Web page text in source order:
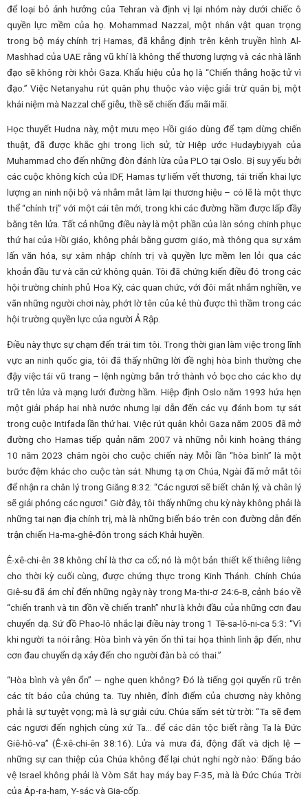
để loại bỏ ảnh hưởng của Tehran và định vị lại nhóm này dưới chiếc ô
quyền lực mềm của họ. Mohammad Nazzal, một nhân vật quan trọng
trong bộ máy chính trị Hamas, đã khẳng định trên kênh truyền hình Al-
Mashhad của UAE rằng vũ khí là không thể thương lượng và các nhà lãnh
đạo sẽ không rời khỏi Gaza. Khẩu hiệu của họ là “Chiến thắng hoặc tử vì
đạo.” Việc Netanyahu rút quân phụ thuộc vào việc giải trừ quân bị, một
khái niệm mà Nazzal chế giễu, thề sẽ chiến đấu mãi mãi.
Học thuyết Hudna này, một mưu mẹo Hồi giáo dùng để tạm dừng chiến
thuật, đã được khắc ghi trong lịch sử, từ Hiệp ước Hudaybiyyah của
Muhammad cho đến những đòn đánh lừa của PLO tại Oslo. Bị suy yếu bởi
các cuộc không kích của IDF, Hamas tự liếm vết thương, tái triển khai lực
lượng an ninh nội bộ và nhắm mắt làm lại thương hiệu – có lẽ là một thực
thể “chính trị” với một cái tên mới, trong khi các đường hầm được lấp đầy
bằng tên lửa. Tất cả những điều này là một phần của làn sóng chinh phục
thứ hai của Hồi giáo, không phải bằng gươm giáo, mà thông qua sự xâm
lấn văn hóa, sự xâm nhập chính trị và quyền lực mềm len lỏi qua các
khoản đầu tư và căn cứ không quân. Tôi đã chứng kiến ​​điều đó trong các
hội trường chính phủ Hoa Kỳ, các quan chức, với đôi mắt nhắm nghiền, ve
vãn những người chơi này, phớt lờ tên của kẻ thù được thì thầm trong các
hội trường quyền lực của người Ả Rập.
Điều này thực sự chạm đến trái tim tôi. Trong thời gian làm việc trong lĩnh
vực an ninh quốc gia, tôi đã thấy những lời đề nghị hòa bình thường che
đậy việc tái vũ trang – lệnh ngừng bắn trở thành vỏ bọc cho các kho dự
trữ tên lửa và mạng lưới đường hầm. Hiệp định Oslo năm 1993 hứa hẹn
một giải pháp hai nhà nước nhưng lại dẫn đến các vụ đánh bom tự sát
trong cuộc Intifada lần thứ hai. Việc rút quân khỏi Gaza năm 2005 đã mở
đường cho Hamas tiếp quản năm 2007 và những nỗi kinh hoàng tháng
10 năm 2023 châm ngòi cho cuộc chiến này. Mỗi lần “hòa bình” là một
bước đệm khác cho cuộc tàn sát. Nhưng tạ ơn Chúa, Ngài đã mở mắt tôi
để nhận ra chân lý trong Giăng 8:32: “Các ngươi sẽ biết chân lý, và chân lý
sẽ giải phóng các ngươi.” Giờ đây, tôi thấy những chu kỳ này không phải là
những tai nạn địa chính trị, mà là những biển báo trên con đường dẫn đến
trận chiến Ha-ma-ghê-đôn trong sách Khải huyền.
Ê-xê-chi-ên 38 không chỉ là thơ ca cổ; nó là một bản thiết kế thiêng liêng
cho thời kỳ cuối cùng, được chứng thực trong Kinh Thánh. Chính Chúa
Giê-su đã ám chỉ đến những ngày này trong Ma-thi-ơ 24:6-8, cảnh báo về
“chiến tranh và tin đồn về chiến tranh” như là khởi đầu của những cơn đau
chuyển dạ. Sứ đồ Phao-lô nhắc lại điều này trong 1 Tê-sa-lô-ni-ca 5:3: “Vì
khi người ta nói rằng: Hòa bình và yên ổn thì tai họa thình lình ập đến, như
cơn đau chuyển dạ xảy đến cho người đàn bà có thai.”
“Hòa bình và yên ổn” — nghe quen không? Đó là tiếng gọi quyến rũ trên
các tít báo của chúng ta. Tuy nhiên, đỉnh điểm của chương này không
phải là sự tuyệt vọng; mà là sự giải cứu. Chúa sấm sét từ trời: “Ta sẽ đem
các ngươi đến nghịch cùng xứ Ta… để các dân tộc biết rằng Ta là Đức
Giê-hô-va” (Ê-xê-chi-ên 38:16). Lửa và mưa đá, động đất và dịch lệ —
những sự can thiệp của Chúa không để lại chút nghi ngờ nào: Đấng bảo
vệ Israel không phải là Vòm Sắt hay máy bay F-35, mà là Đức Chúa Trời
của Áp-ra-ham, Y-sác và Gia-cốp.